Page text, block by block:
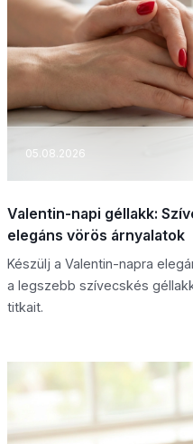
05.08.2026
Valentin-napi géllakk:
elegáns vörös árnyalatok
Készülj a Valentin-napra
a legszebb szívecskés
titkait.